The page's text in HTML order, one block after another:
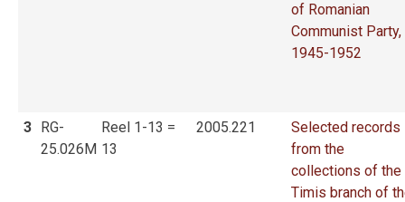
of Romanian
Communist Party,
1945-1952
3
RG-
25.026M
Reel 1-13 =
13
2005.221
Selected records
from the
collections of the
Timis branch of